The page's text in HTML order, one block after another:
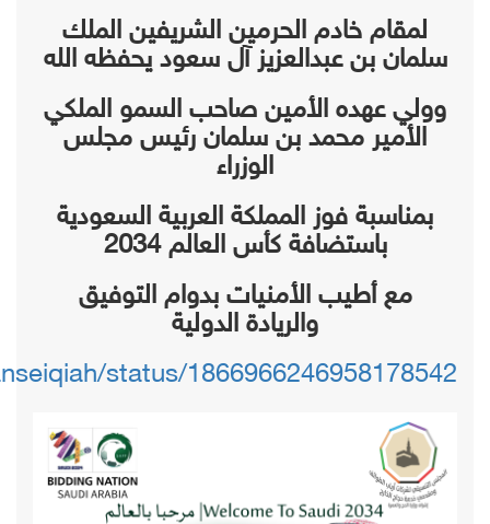
لمقام خادم الحرمين الشريفين الملك
سلمان بن عبدالعزيز آل سعود يحفظه الله
وولي عهده الأمين صاحب السمو الملكي
الأمير محمد بن سلمان رئيس مجلس
الوزراء
بمناسبة فوز المملكة العربية السعودية
باستضافة كأس العالم 2034
مع أطيب الأمنيات بدوام التوفيق
والريادة الدولية
status/1866966246958178542